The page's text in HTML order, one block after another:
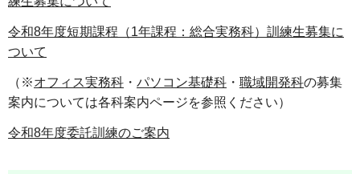
令和8年度短期課程（1年課程：総合実務科）訓練生募集に
ついて
（※オフィス実務科 ・ パソコン基礎科 ・ 職域開発科の募集
案内については各科案内ページを参照ください）
令和8年度委託訓練のご案内